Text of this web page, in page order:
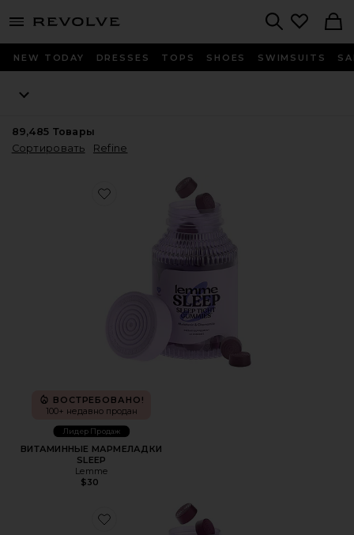
menu - shows more content
NEW TODAY DRESSES TOPS SHOES SWIMSUITS
89,485 Товары
Сортировать
Refine
Favorite ВИТАМИННЫЕ МАРМЕЛАДКИ SLEEP
ВОСТРЕБОВАНО!
100+ недавно продан
Лидер Продаж
ВИТАМИННЫЕ МАРМЕЛАДКИ
SLEEP
Lemme
$30
Favorite ВИТАМИННЫЕ МАРМЕЛАДКИ DEBLOAT